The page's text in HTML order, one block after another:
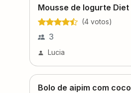
Mousse de Iogurte Diet
(4 votos)
3
Lucia
Bolo de aipim com coco